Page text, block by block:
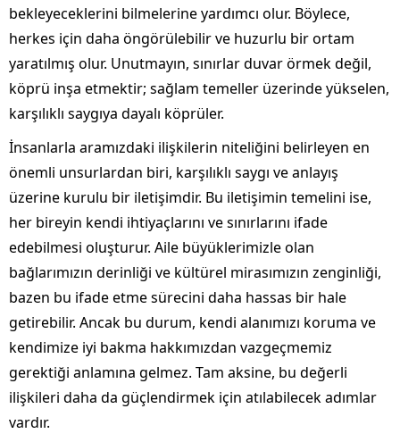
bekleyeceklerini bilmelerine yardımcı olur. Böylece,
herkes için daha öngörülebilir ve huzurlu bir ortam
yaratılmış olur. Unutmayın, sınırlar duvar örmek değil,
köprü inşa etmektir; sağlam temeller üzerinde yükselen,
karşılıklı saygıya dayalı köprüler.
İnsanlarla aramızdaki ilişkilerin niteliğini belirleyen en
önemli unsurlardan biri, karşılıklı saygı ve anlayış
üzerine kurulu bir iletişimdir. Bu iletişimin temelini ise,
her bireyin kendi ihtiyaçlarını ve sınırlarını ifade
edebilmesi oluşturur. Aile büyüklerimizle olan
bağlarımızın derinliği ve kültürel mirasımızın zenginliği,
bazen bu ifade etme sürecini daha hassas bir hale
getirebilir. Ancak bu durum, kendi alanımızı koruma ve
kendimize iyi bakma hakkımızdan vazgeçmemiz
gerektiği anlamına gelmez. Tam aksine, bu değerli
ilişkileri daha da güçlendirmek için atılabilecek adımlar
vardır.